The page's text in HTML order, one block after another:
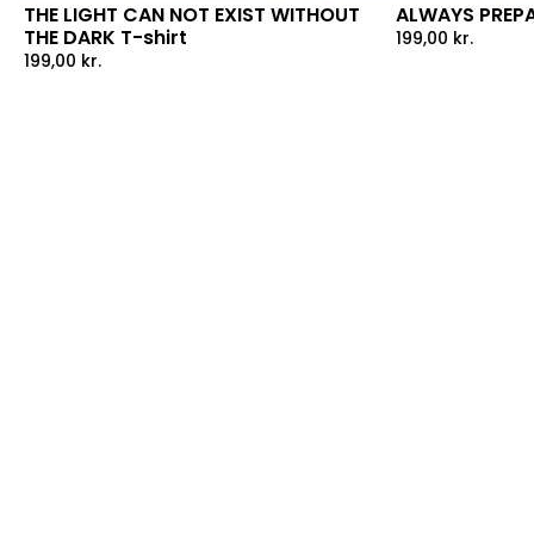
THE LIGHT CAN NOT EXIST WITHOUT
THE DARK T-shirt
199,00 kr.
ALWAYS
199,00 kr.